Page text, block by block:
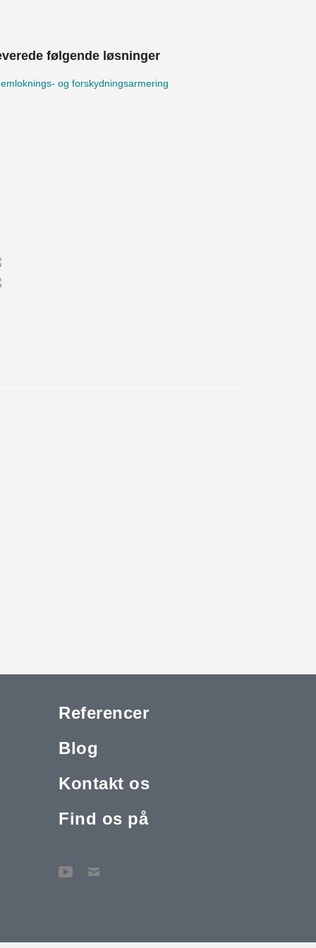
følgende løsninger
og forskydningsarmering
Referencer
Blog
Kontakt os
Find os på